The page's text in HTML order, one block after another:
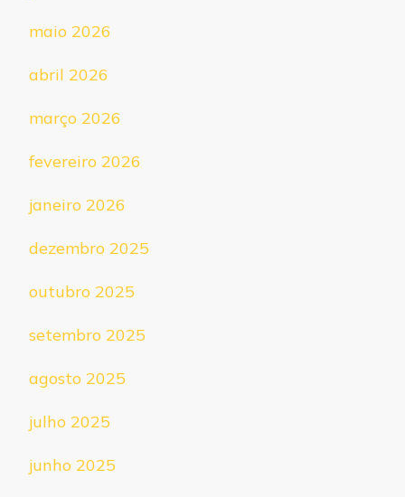
maio 2026
abril 2026
março 2026
fevereiro 2026
janeiro 2026
dezembro 2025
outubro 2025
setembro 2025
agosto 2025
julho 2025
junho 2025